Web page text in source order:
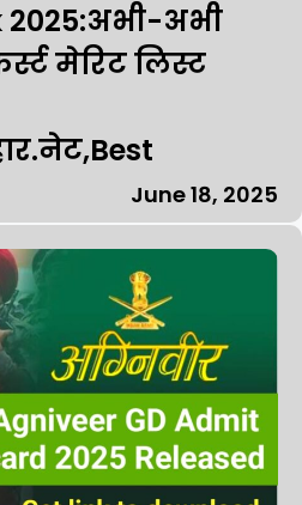
2025:अभी-अभी
मेरिट लिस्ट
June 18, 2025